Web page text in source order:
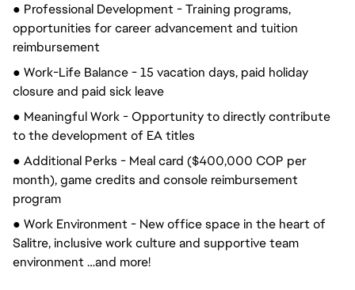
● Professional Development - Training programs,
opportunities for career advancement and tuition
reimbursement
● Work-Life Balance - 15 vacation days, paid holiday
closure and paid sick leave
● Meaningful Work - Opportunity to directly contribute
to the development of EA titles
● Additional Perks - Meal card ($400,000 COP per
month), game credits and console reimbursement
program
● Work Environment - New office space in the heart of
Salitre, inclusive work culture and supportive team
environment …and more!